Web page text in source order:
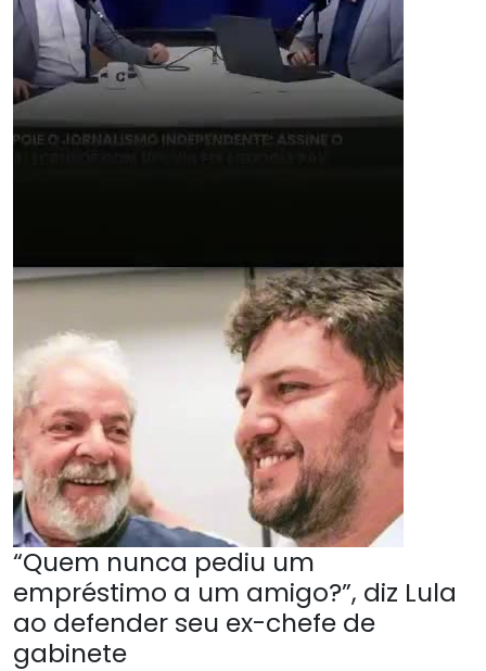
“Quem nunca pediu um
empréstimo a um amigo?”, diz Lula
ao defender seu ex-chefe de
gabinete